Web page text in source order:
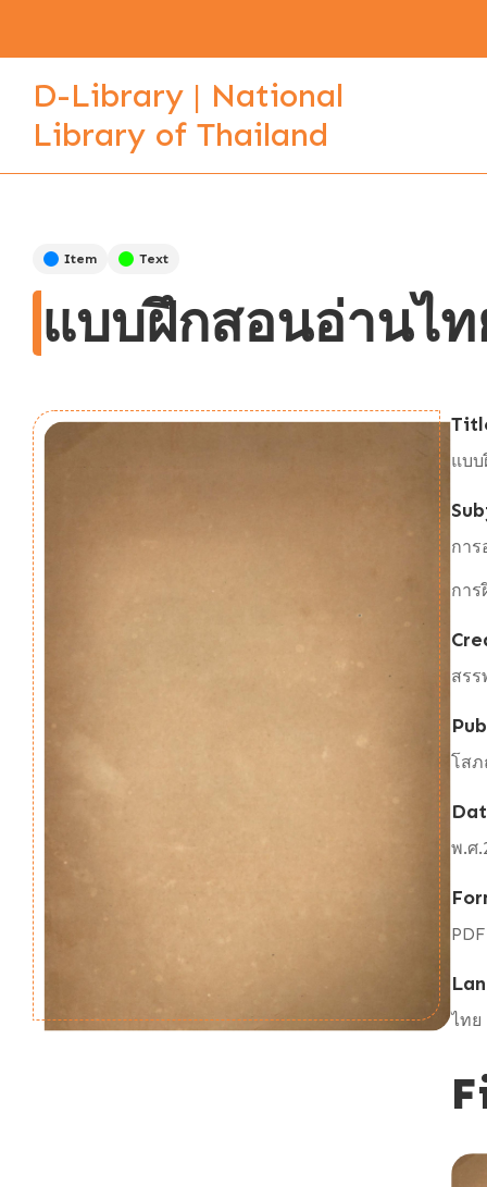
D-Library | National
Library of Thailand
Item Text
แบบฝึกสอนอ่านไท
แบ
กา
กา
สร
โส
พ.ศ
PDF
ไทย